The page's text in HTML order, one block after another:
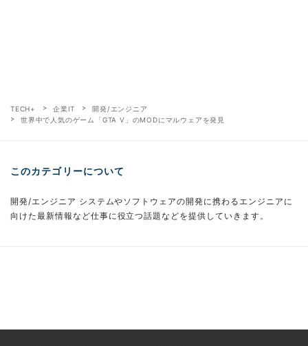
TECH+ 企業IT
開発/エンジニア
世界中で人気のゲーム「GTA V」のMODにマルウェアを発見
このカテゴリーについて
開発/エンジニア システムやソフトウェアの開発に携わるエンジニアに
向けた最新情報など仕事に役立つ話題などを提供していきます。